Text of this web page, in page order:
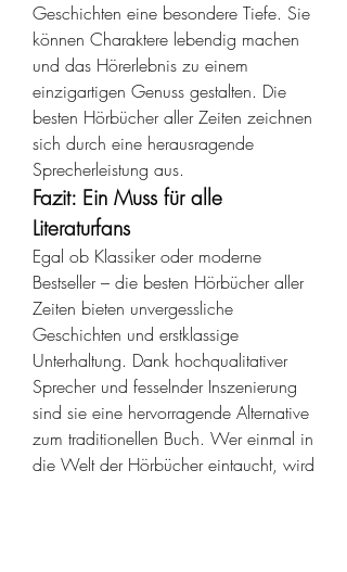
Geschichten eine besondere Tiefe. Sie
können Charaktere lebendig machen
und das Hörerlebnis zu einem
einzigartigen Genuss gestalten. Die
besten Hörbücher aller Zeiten zeichnen
sich durch eine herausragende
Sprecherleistung aus.
Fazit: Ein Muss für alle
Literaturfans
Egal ob Klassiker oder moderne
Bestseller – die besten Hörbücher aller
Zeiten bieten unvergessliche
Geschichten und erstklassige
Unterhaltung. Dank hochqualitativer
Sprecher und fesselnder Inszenierung
sind sie eine hervorragende Alternative
zum traditionellen Buch. Wer einmal in
die Welt der Hörbücher eintaucht, wird